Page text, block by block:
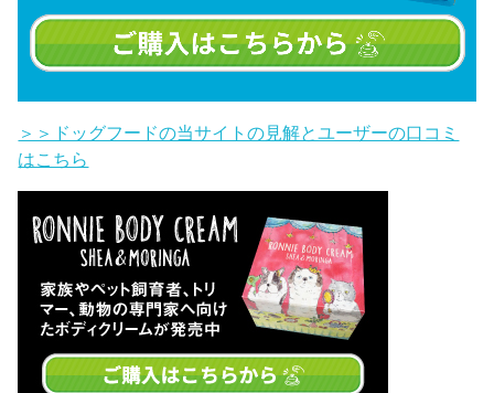
＞＞ドッグフードの当サイトの見解とユーザーの口コミ
はこちら